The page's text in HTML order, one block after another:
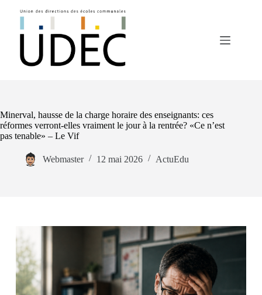
Minerval, hausse de la charge horaire des enseignants: ces
réformes verront-elles vraiment le jour à la rentrée? «Ce n’est
pas tenable» – Le Vif
Webmaster 12 mai 2026 ActuEdu